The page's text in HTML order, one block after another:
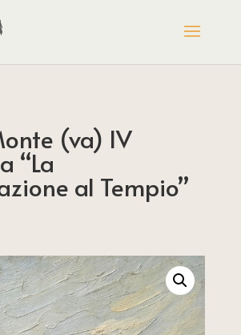
(va) IV
“La
al Tempio”